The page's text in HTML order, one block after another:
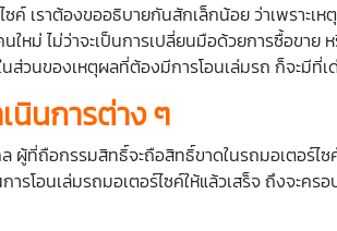
ค์ เราต้องขออธิบายกันสักเล็กน้อย ว่าเพราะเ
นใหม่ ไม่ว่าจะเป็นการเปลี่ยนมือด้วยการซื้อข
ส่วนของเหตุผลที่ต้องมีการโอนเล่มรถ ก็จะมีที่
นินการต่าง ๆ
ที่ถือกรรมสิทธิ์จะถือสิทธิ์ขาดในรถมอเตอร์ไซ
รโอนเล่มรถมอเตอร์ไซค์ให้แล้วเสร็จ ถึงจะค